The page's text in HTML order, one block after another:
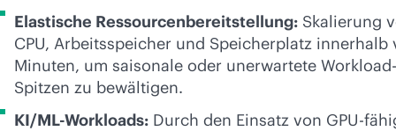
Elastische Ressourcenbereitstellung: Skalierung
CPU, Arbeitsspeicher und Speicherplatz innerhalb
Minuten, um saisonale oder unerwartete Workload-
Spitzen zu bewältigen.
KI/ML-Workloads: Durch den Einsatz von GPU-